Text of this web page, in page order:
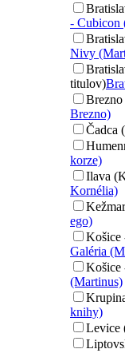
- Cubicon
Nivy
titulov)
Brezno)
Čadca
korze)
Ilava
Kornélia)
ego)
Košice
Galéria
Košice
(Martinus)
knihy)
Levice